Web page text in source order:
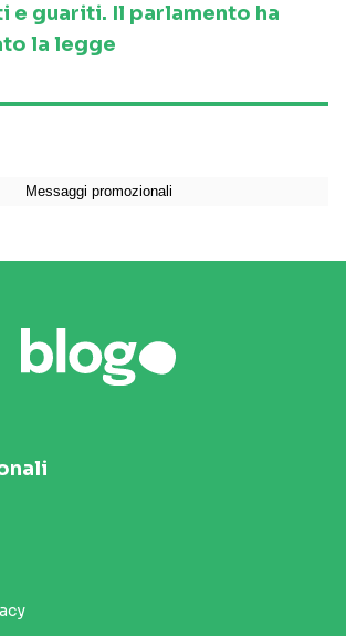
e guariti. Il parlamento ha
la legge